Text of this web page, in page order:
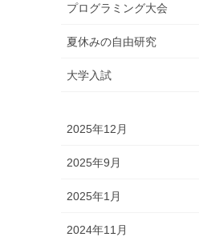
プログラミング大会
夏休みの自由研究
大学入試
2025年12月
2025年9月
2025年1月
2024年11月